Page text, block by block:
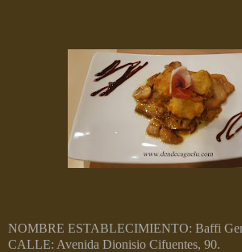
NOMBRE ESTABLECIMIENTO: Baffi
CALLE: Avenida Dionisio Cifuentes, 90.